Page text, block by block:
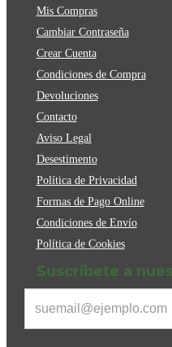
Mis Compras
Cambiar Contraseña
Crear Cuenta
Condiciones de Compra
Devoluciones
Contacto
Aviso Legal
Desestimento
Política de Privacidad
Formas de Pago Online
Condiciones de Envío
Política de Cookies
Suscríbete a